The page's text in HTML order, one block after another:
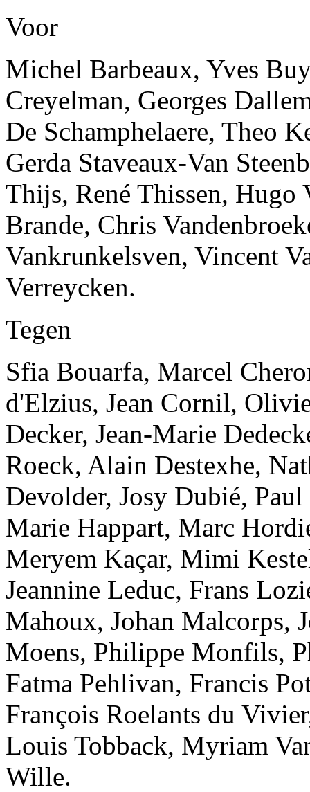
Voor
Michel Barbeaux, Yves
Creyelman, Georges
De Schamphelaere, Theo
Gerda Staveaux-Van
Thijs, René Thissen, Hugo
Brande, Chris
Vankrunkelsven, Vincent
Verreycken.
Tegen
Sfia Bouarfa, Marcel
d'Elzius, Jean Cornil,
Decker, Jean-Marie
Roeck, Alain Destexhe,
Devolder, Josy Dubié,
Marie Happart, Marc
Meryem Kaçar, Mimi
Jeannine Leduc, Frans
Mahoux, Johan Malcorps,
Moens, Philippe Monfils,
Fatma Pehlivan, Francis
François Roelants du
Louis Tobback, Myriam
Wille.